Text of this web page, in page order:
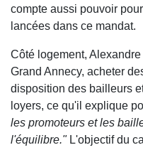
compte aussi pouvoir
lancées dans ce mandat.
Côté logement,
Grand Annecy, acheter
disposition des bailleurs
loyers, ce qu'il explique
les promoteurs et les
l'équilibre." L'objectif du